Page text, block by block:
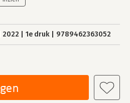
2022 1e druk 9789462363052